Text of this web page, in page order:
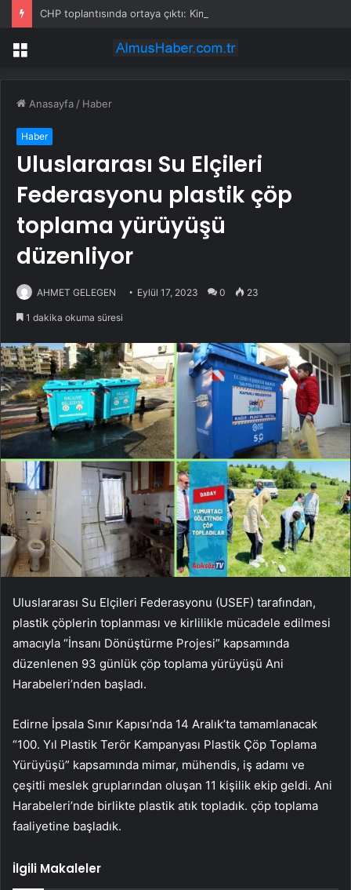
CHP toplantısında ortaya çıktı: Kim bu siyah ceketli genç?
Menü
Anasayfa / Haber
Haber
Uluslararası Su Elçileri
Federasyonu plastik çöp
toplama yürüyüşü
düzenliyor
AHMET GELEGEN Eylül 17, 2023 0 23
1 dakika okuma süresi
Uluslararası Su Elçileri Federasyonu (USEF) tarafından,
plastik çöplerin toplanması ve kirlilikle mücadele edilmesi
amacıyla “İnsanı Dönüştürme Projesi” kapsamında
düzenlenen 93 günlük çöp toplama yürüyüşü Ani
Harabeleri’nden başladı.
Edirne İpsala Sınır Kapısı’nda 14 Aralık’ta tamamlanacak
“100. Yıl Plastik Terör Kampanyası Plastik Çöp Toplama
Yürüyüşü” kapsamında mimar, mühendis, iş adamı ve
çeşitli meslek gruplarından oluşan 11 kişilik ekip geldi. Ani
Harabeleri’nde birlikte plastik atık topladık. çöp toplama
faaliyetine başladık.
İlgili Makaleler